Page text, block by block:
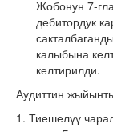
Жобонун 7-
дебитордук
калыбына
келтирилди.
Аудиттин
1. Тиешелүү